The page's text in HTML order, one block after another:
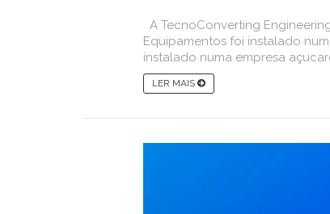
A TecnoConverting
Equipamentos foi instalado
instalado numa empresa
LER MAIS